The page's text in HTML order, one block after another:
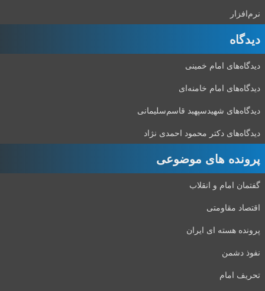
نرم‌افزار
دیدگاه‌
دیدگاه‌های امام خمینی
دیدگاه‌های امام خامنه‌ای
دیدگاه‌های شهید‌سپهبد قاسم‌سلیمانی
دیدگاه‌های دکتر محمود احمدی نژاد
پرونده های موضوعی
گفتمان امام و انقلاب
اقتصاد مقاومتی
پرونده هسته ای ایران
نفوذ دشمن
تحریف امام